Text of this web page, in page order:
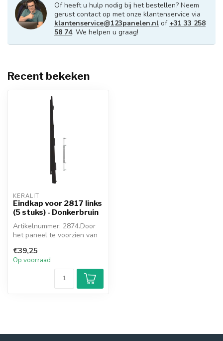
Of heeft u hulp nodig bij het bestellen? Neem
gerust contact op met onze klantenservice via
klantenservice@123panelen.nl of +31 33 258
58 74. We helpen u graag!
Recent bekeken
KERALIT
Eindkap voor 2817 links
(5 stuks) - Donkerbruin
Artikelnummer: 2874.Door
het paneel te voorzien van
ont...
€39,25
Op voorraad